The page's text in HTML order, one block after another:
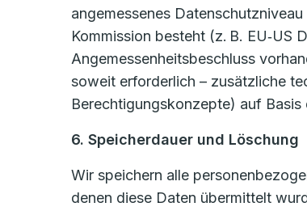
angemessenes
Kommission besteht (z. B.
Angemessenheitsbeschluss
soweit erforderlich – zusätzliche
Berechtigungskonzepte) auf Basis
6. Speicherdauer und Löschung
Wir speichern alle
denen diese Daten übermittelt